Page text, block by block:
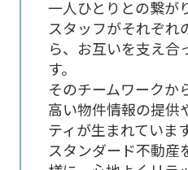
一人ひとりとの繋が
スタッフがそれぞれ
ら、お互いを支え合
す。
そのチームワークか
高い物件情報の提供
ティが生まれています
スタンダード不動産